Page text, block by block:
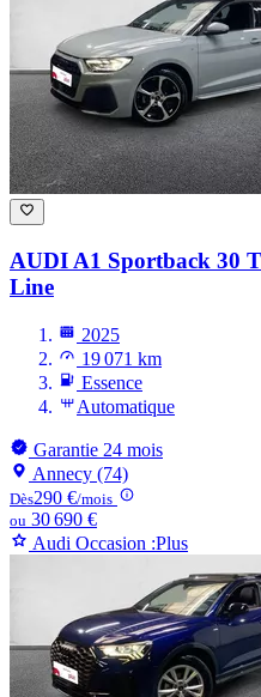
AUDI A1 Sportback 30
Line
2025
19 071 km
Essence
Automatique
Garantie 24 mois
Annecy (74)
Dès290 €/mois
ou 30 690 €
Audi Occasion :Plus